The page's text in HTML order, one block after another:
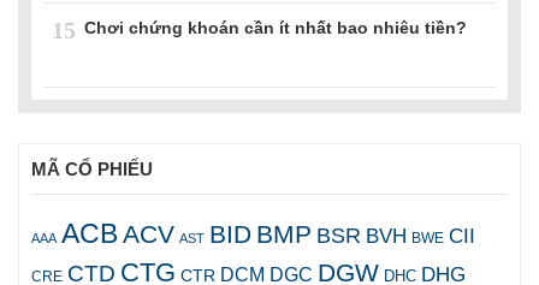
15 Chơi chứng khoán cần ít nhất bao nhiêu tiền?
MÃ CỔ PHIẾU
AAA ACB ACV AST BID BMP BSR BVH BWE CII
CRE CTD CTG CTR DCM DGC DGW DHC DHG